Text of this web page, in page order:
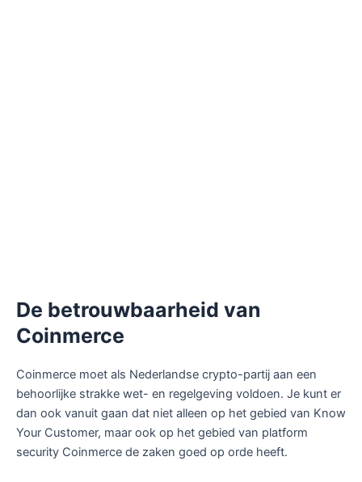
De betrouwbaarheid van
Coinmerce
Coinmerce moet als Nederlandse crypto-partij aan een
behoorlijke strakke wet- en regelgeving voldoen. Je kunt er
dan ook vanuit gaan dat niet alleen op het gebied van Know
Your Customer, maar ook op het gebied van platform
security Coinmerce de zaken goed op orde heeft.